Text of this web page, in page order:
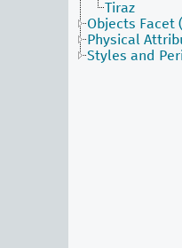
Tiraz
Objects Facet
Physical
Styles and